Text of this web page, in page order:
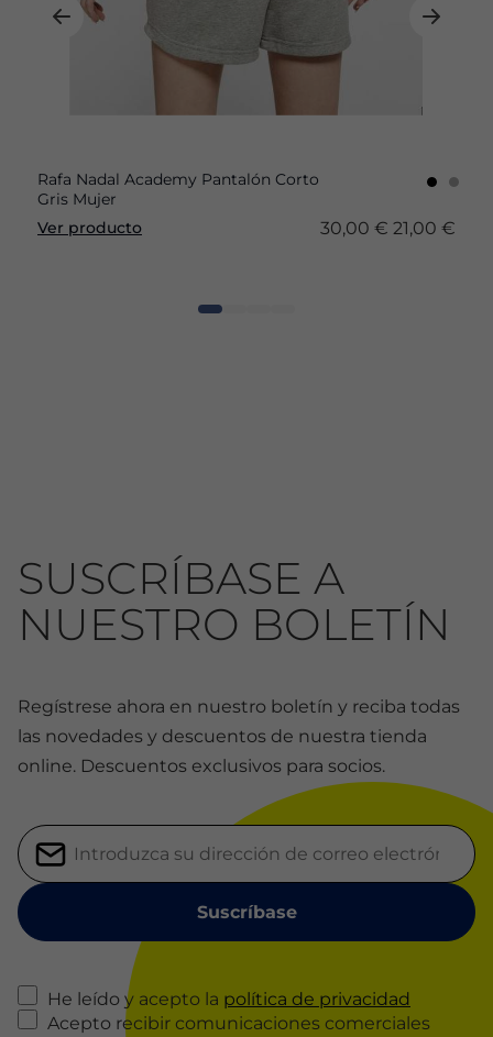
Rafa Nadal Academy Pantalón Corto
Gris Mujer
Ver producto
30,00 € 21,00 €
SUSCRÍBASE A
NUESTRO BOLETÍN
Regístrese ahora en nuestro boletín y reciba todas
las novedades y descuentos de nuestra tienda
online. Descuentos exclusivos para socios.
He leído y acepto la política de privacidad
Acepto recibir comunicaciones comerciales